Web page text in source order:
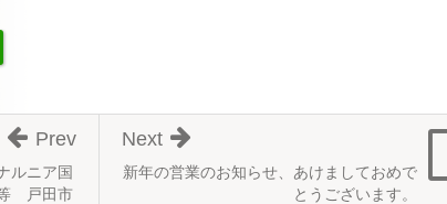
新年の営業のお知らせ、あけましておめで
とうございます。
Next
ルニア国
戸田市
Prev